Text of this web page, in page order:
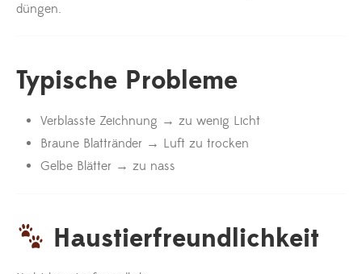
düngen.
Typische Probleme
Verblasste Zeichnung → zu wenig Licht
Braune Blattränder → Luft zu trocken
Gelbe Blätter → zu nass
Haustierfreundlichkeit